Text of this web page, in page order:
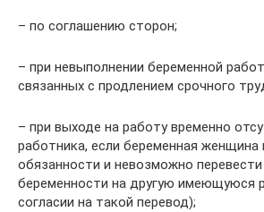
– по соглашению сторон;
– при невыполнении беременной
связанных с продлением срочного
– при выходе на работу временно
работника, если беременная женщина
обязанности и невозможно
беременности на другую имеющуюся
согласии на такой перевод);